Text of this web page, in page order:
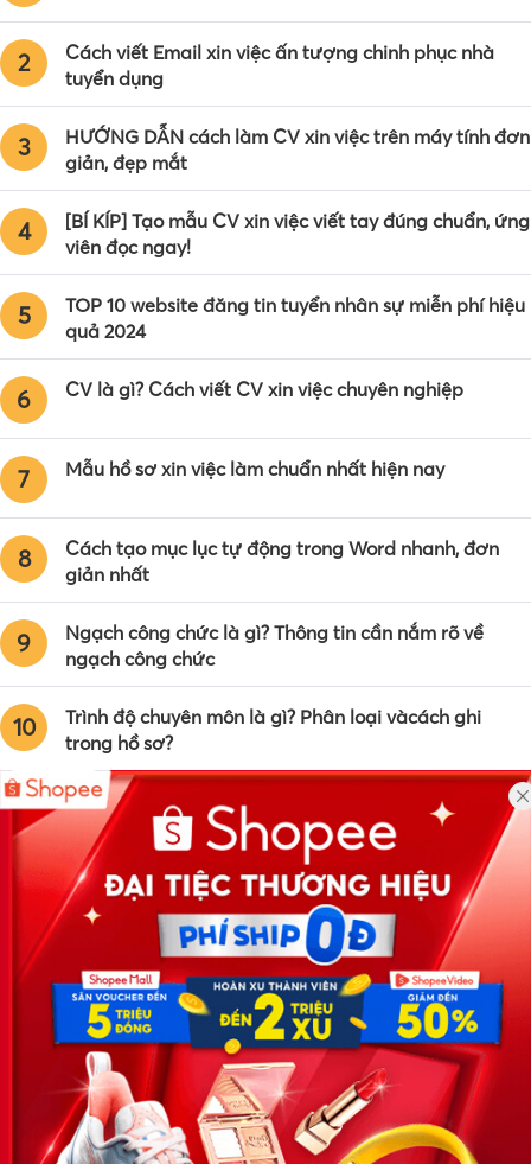
2
Cách viết Email xin việc ấn tượng chinh phục nhà
tuyển dụng
3
HƯỚNG DẪN cách làm CV xin việc trên máy tính đơn
giản, đẹp mắt
4
[BÍ KÍP] Tạo mẫu CV xin việc viết tay đúng chuẩn, ứng
viên đọc ngay!
5
TOP 10 website đăng tin tuyển nhân sự miễn phí hiệu
quả 2024
6 CV là gì? Cách viết CV xin việc chuyên nghiệp
7 Mẫu hồ sơ xin việc làm chuẩn nhất hiện nay
8
Cách tạo mục lục tự động trong Word nhanh, đơn
giản nhất
9
Ngạch công chức là gì? Thông tin cần nắm rõ về
ngạch công chức
10
Trình độ chuyên môn là gì? Phân loại vàcách ghi
trong hồ sơ?
Công ty TNHH Eyeplus Online
Địa chỉ: Số 81, ngõ 68, đường Cầu Giấy, Tổ 05, Phường Quan
Hoa, Quận Cầu Giấy, TP Hà Nội, Việt Nam
SĐT: 0981 448 766
Email:
hotro@timviec.com.vn
VỀ CHÚNG TÔI
News.timviec.com.vn là website cung cấp thông tin liên quan đến
nhân sự, nghề nghiệp do Timviec.com.vn vận hành nhằm giúp